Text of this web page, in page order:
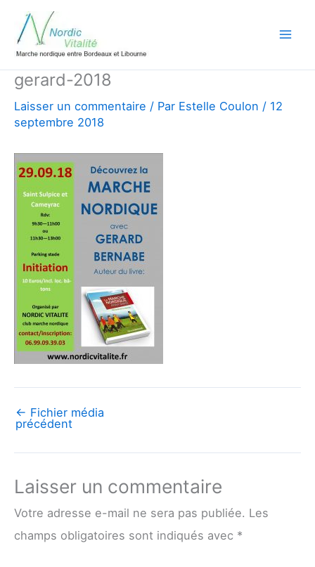
contenu
gerard-2018
Laisser un commentaire / Par Estelle Coulon / 12
septembre 2018
← Fichier média
précédent
Laisser un commentaire
Votre adresse e-mail ne sera pas publiée. Les
champs obligatoires sont indiqués avec *